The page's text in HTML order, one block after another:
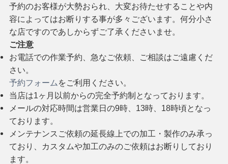
予約のお客様が大勢おられ、大変お待たせすることや内
容によってはお断りする事が多々ございます。何分小さ
な店ですのであしからずご了承くださいませ。
ご注意
お電話での作業予約、急なご依頼、ご相談はご遠慮くだ
さい。
予約フォーム をご利用ください。
当店は1ヶ月以前からの完全予約制となっております。
メールの対応時間は営業日の9時、13時、18時頃となっ
ております。
メンテナンスご依頼の延長線上での加工・製作のみ承っ
ており、カスタムや加工のみのご依頼はお断りしており
ます。